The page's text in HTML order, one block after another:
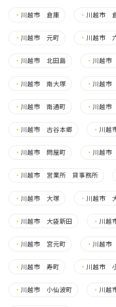
・ 川越市 倉庫 ・ 川越市
・ 川越市 元町 ・ 川越市
・ 川越市 北田島 ・ 川越
・ 川越市 南大塚 ・ 川越
・ 川越市 南通町 ・ 川越
・ 川越市 古谷本郷 ・ 川越
・ 川越市 問屋町 ・ 川越
・ 川越市 営業所 貸事務所
・ 川越市 大塚 ・ 川越市
・ 川越市 大袋新田 ・ 川越
・ 川越市 宮元町 ・ 川越
・ 川越市 寿町 ・ 川越市
・ 川越市 小仙波町 ・ 川越